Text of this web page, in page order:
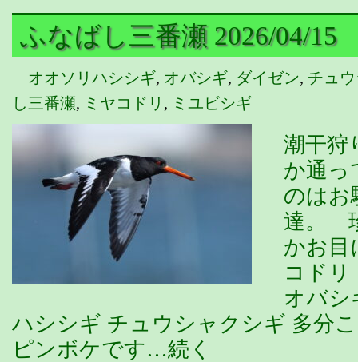
ふなばし三番瀬 2026/04/15
オオソリハシシギ, オバシギ, ダイゼン, チュ
し三番瀬, ミヤコドリ , ミユビシギ
潮干狩
か通
のはお
達。
かお目
コド
オバシ
ハシシギ チュウシャクシギ 多分
ピンボケです…続く